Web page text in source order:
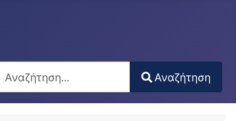
2 or more characters for results.
Αναζήτηση